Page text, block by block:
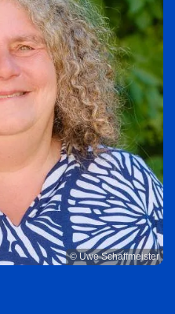
© Uwe Schaffmeister